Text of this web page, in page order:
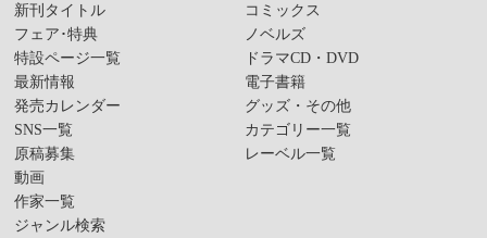
新刊タイトル
フェア･特典
特設ページ一覧
最新情報
発売カレンダー
SNS一覧
原稿募集
動画
作家一覧
ジャンル検索
コミックス
ノベルズ
ドラマCD・DVD
電子書籍
グッズ・その他
カテゴリー一覧
レーベル一覧